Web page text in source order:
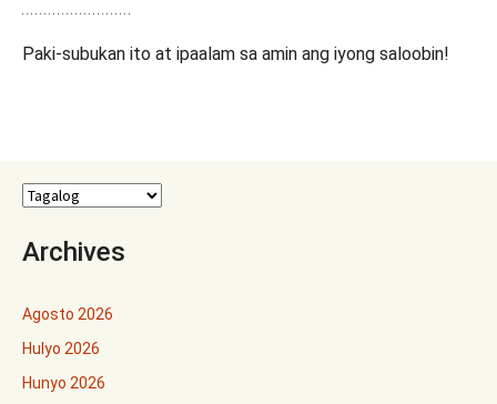
Paki-subukan ito at ipaalam sa amin ang iyong saloobin!
Archives
Agosto 2026
Hulyo 2026
Hunyo 2026